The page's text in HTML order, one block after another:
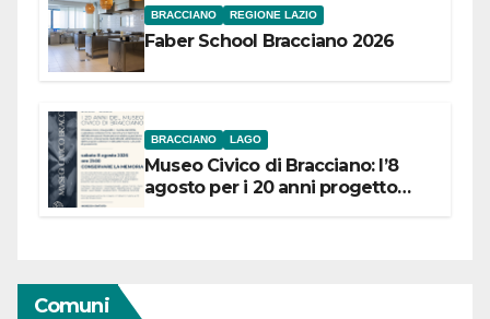
BRACCIANO REGIONE LAZIO
Faber School Bracciano 2026
BRACCIANO LAGO
Museo Civico di Bracciano: l’8
agosto per i 20 anni progetto
Comuni